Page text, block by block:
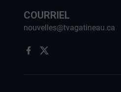
COURRIEL
nouvelles@tvagatineau.ca